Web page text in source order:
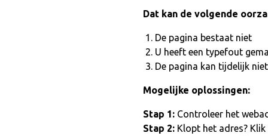
Dat kan de volgende
De pagina bestaat niet
U heeft een typefout
De pagina kan tijdelijk
Mogelijke oplossingen:
Stap 1:Controleer het
Stap 2:Klopt het adres?